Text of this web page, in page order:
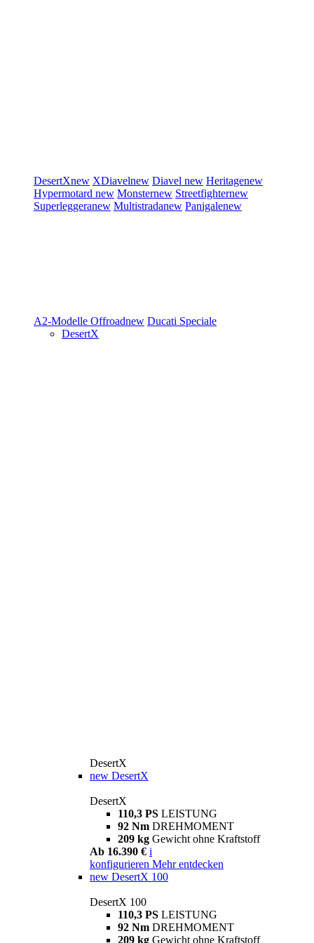
DesertXnew XDiavelnew Diavel new Heritagenew
Hypermotard new Monsternew Streetfighternew
Superleggeranew Multistradanew Panigalenew
A2-Modelle Offroadnew Ducati Speciale
DesertX
DesertX
new DesertX
DesertX
110,3 PS LEISTUNG
92 Nm DREHMOMENT
209 kg Gewicht ohne Kraftstoff
Ab 16.390 € i
konfigurieren Mehr entdecken
new DesertX 100
DesertX 100
110,3 PS LEISTUNG
92 Nm DREHMOMENT
209 kg Gewicht ohne Kraftstoff